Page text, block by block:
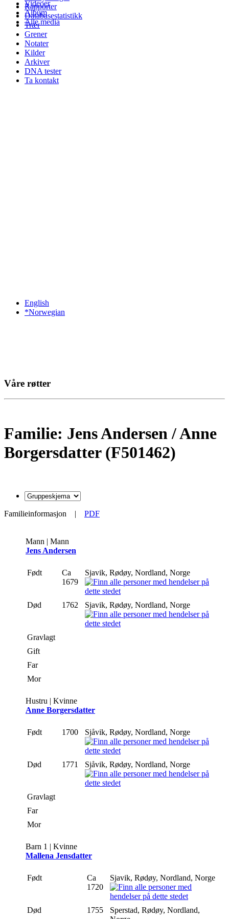
Videoer
Album
Alle media
Rapporter
Databasestatistikk
Trær
Grener
Notater
Kilder
Arkiver
DNA tester
Ta kontakt
English
*Norwegian
Våre røtter
Familie: Jens Andersen / Anne
Borgersdatter (F501462)
Familieinformasjon | PDF
Mann | Mann
Jens Andersen
Født
Ca
1679
Sjavik, Rødøy, Nordland, Norge
Død 1762 Sjavik, Rødøy, Nordland, Norge
Gravlagt
Gift
Far
Mor
Hustru | Kvinne
Anne Borgersdatter
Født 1700 Sjåvik, Rødøy, Nordland, Norge
Død 1771 Sjåvik, Rødøy, Nordland, Norge
Gravlagt
Far
Mor
Barn 1 | Kvinne
Mallena Jensdatter
Født
Ca
1720
Sjavik, Rødøy, Nordland, Norge
Død 1755
Sperstad, Rødøy, Nordland,